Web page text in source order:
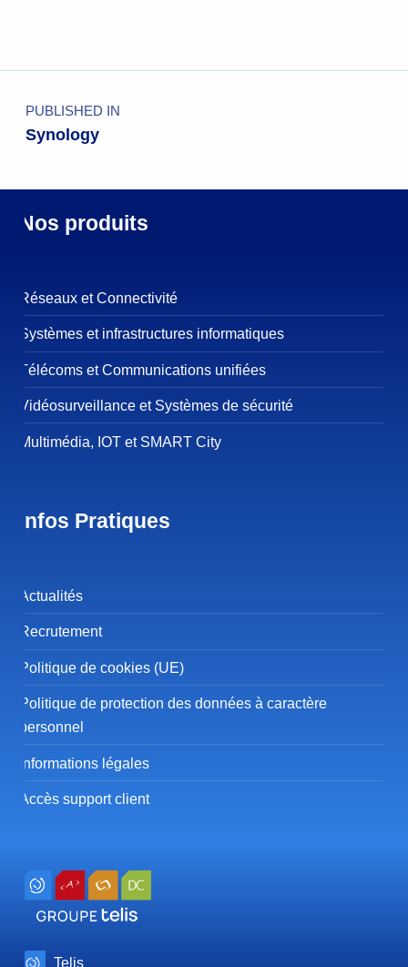
PUBLISHED IN
Synology
Nos produits
Réseaux et Connectivité
Systèmes et infrastructures informatiques
Télécoms et Communications unifiées
Vidéosurveillance et Systèmes de sécurité
Multimédia, IOT et SMART City
Infos Pratiques
Actualités
Recrutement
Politique de cookies (UE)
Politique de protection des données à caractère
personnel
Informations légales
Accès support client
Telis